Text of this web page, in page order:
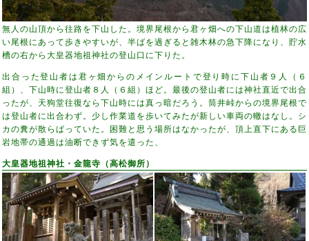
無人の山頂から往路を下山した。境界尾根から君ヶ畑への下山道は植林の広
い尾根にあって歩きやすいが、半ばを過ぎると雑木林の急下降になり、貯水
槽の右から大皇器地祖神社の登山口に下りた。
出合った登山者は君ヶ畑からのメインルートで登り時に下山者９人（６
組）、下山時に登山者８人（６組）ほど。最後の登山者には神社直近で出合
ったが、天狗堂往復なら下山時には真っ暗だろう。筒井峠からの境界尾根で
は登山者に出合わず。少し作業道を歩いてみたが新しい車両の轍はなし。シ
カの糞が散らばっていた。困難と思う場所はなかったが、頂上直下にある巨
岩地帯の通過は油断できず気を遣った、
大皇器地祖神社・金龍寺（高松御所）